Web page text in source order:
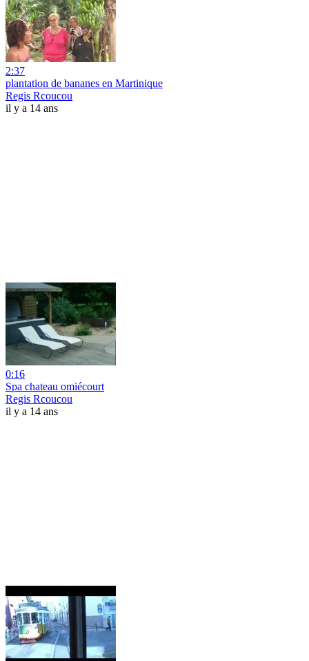
2:37
plantation de bananes en Martinique
Regis Rcoucou
il y a 14 ans
0:16
Spa chateau omiécourt
Regis Rcoucou
il y a 14 ans